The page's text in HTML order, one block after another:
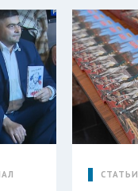
СТАТЬИ